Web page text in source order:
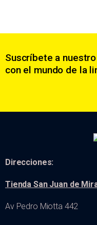
Suscríbete a
con el mundo de la
Direcciones:
Tienda San Juan de
Av Pedro Miotta 442